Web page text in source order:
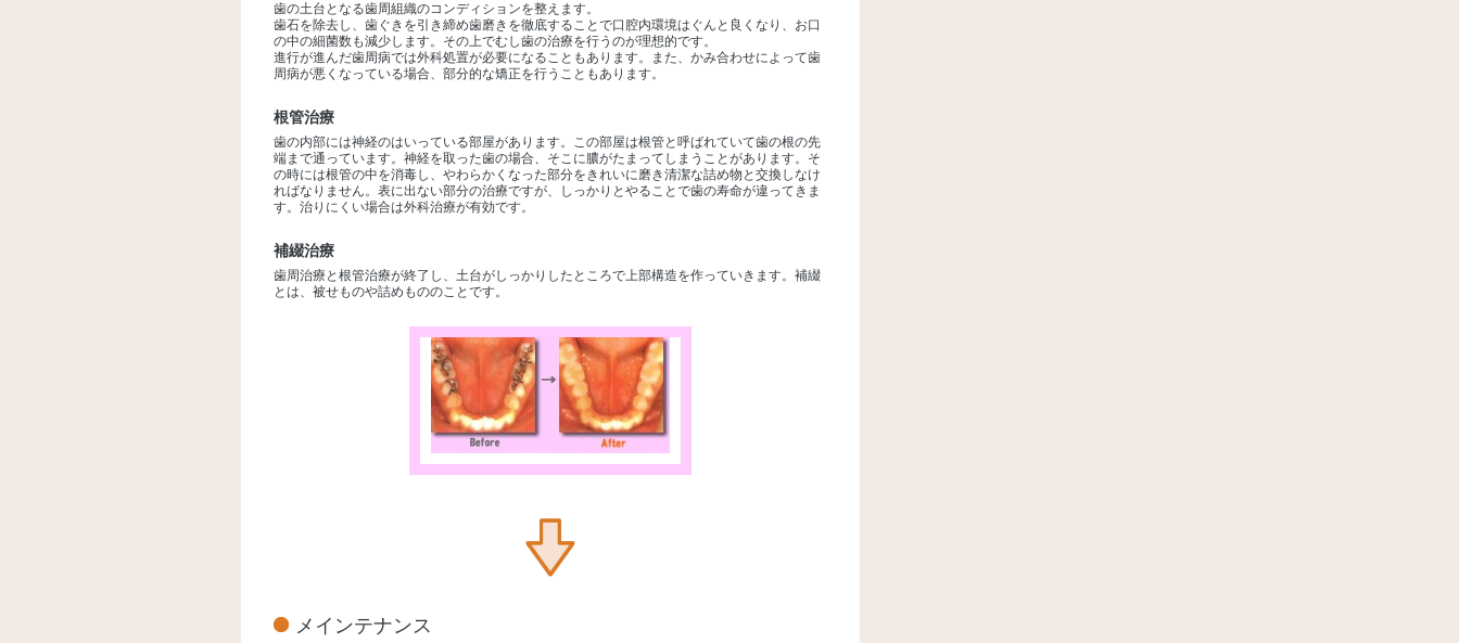
歯の土台となる歯周組織のコンディションを整えます。
歯石を除去し、歯ぐきを引き締め歯磨きを徹底することで口腔内環境はぐんと良くなり、お口
の中の細菌数も減少します。その上でむし歯の治療を行うのが理想的です。
進行が進んだ歯周病では外科処置が必要になることもあります。また、かみ合わせによって歯
周病が悪くなっている場合、部分的な矯正を行うこともあります。
根管治療
歯の内部には神経のはいっている部屋があります。この部屋は根管と呼ばれていて歯の根の先
端まで通っています。神経を取った歯の場合、そこに膿がたまってしまうことがあります。そ
の時には根管の中を消毒し、やわらかくなった部分をきれいに磨き清潔な詰め物と交換しなけ
ればなりません。表に出ない部分の治療ですが、しっかりとやることで歯の寿命が違ってきま
す。治りにくい場合は外科治療が有効です。
補綴治療
歯周治療と根管治療が終了し、土台がしっかりしたところで上部構造を作っていきます。補綴
とは、被せものや詰めもののことです。
メインテナンス